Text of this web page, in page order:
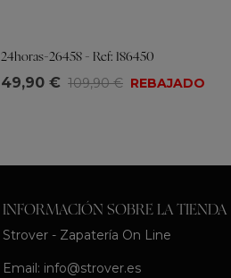
Tallas
24horas-26458 - Ref: 186450
49,90 € 109,90 € REBAJADO
INFORMACIÓN SOBRE LA TIENDA
Strover - Zapatería On Line
Email: info@strover.es